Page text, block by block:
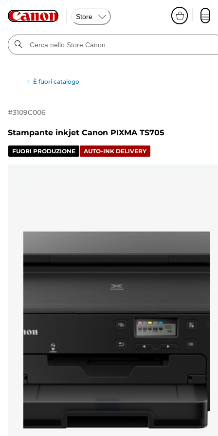
Store
È fuori catalogo
#3109C006
Stampante inkjet Canon PIXMA TS705
FUORI PRODUZIONE AUTO-INK DELIVERY